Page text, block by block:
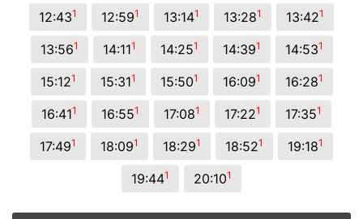
12:431 12:591 13:141 13:281 13:421
13:561 14:111 14:251 14:391 14:531
15:121 15:311 15:501 16:091 16:281
16:411 16:551 17:081 17:221 17:351
17:491 18:091 18:291 18:521 19:181
19:441 20:101